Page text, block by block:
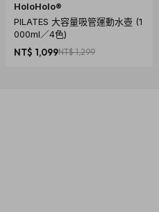
HoloHolo®
PILATES 大容量吸管運動水壺 (1
000ml／4色)
NT$ 1,099NT$ 1,299